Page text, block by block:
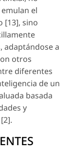
el
[13], sino
adaptándose a
otros
diferentes
de un
basada
y